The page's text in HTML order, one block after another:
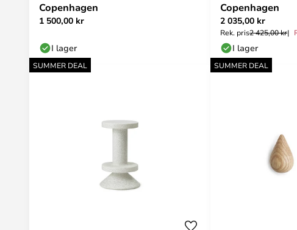
Copenhagen
1 500,00 kr
I lager
Copenhagen
2 035,00 kr
Rek. pris2 425,00 kr
I lager
SUMMER DEAL SUMMER DEAL